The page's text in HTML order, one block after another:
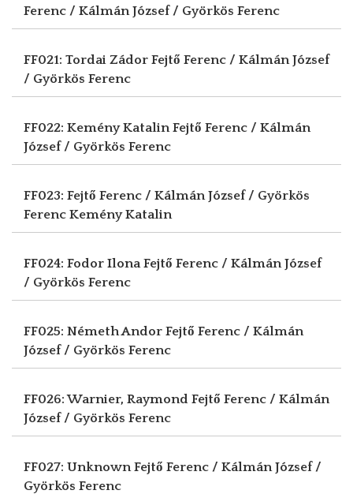
Ferenc / Kálmán József / Györkös Ferenc
FF021: Tordai Zádor Fejtő Ferenc / Kálmán József
/ Györkös Ferenc
FF022: Kemény KatalinFejtő Ferenc / Kálmán
József / Györkös Ferenc
FF023: Fejtő Ferenc / Kálmán József / Györkös
Ferenc Kemény Katalin
FF024: Fodor IlonaFejtő Ferenc / Kálmán József
/ Györkös Ferenc
FF025: Németh Andor Fejtő Ferenc / Kálmán
József / Györkös Ferenc
FF026: Warnier, Raymond Fejtő Ferenc / Kálmán
József / Györkös Ferenc
FF027: UnknownFejtő Ferenc / Kálmán József /
Györkös Ferenc